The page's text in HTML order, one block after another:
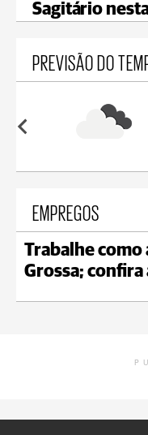
Sagitário
PREVISÃO DO
18°C
EMPREGOS
Trabalhe como
Grossa; confira